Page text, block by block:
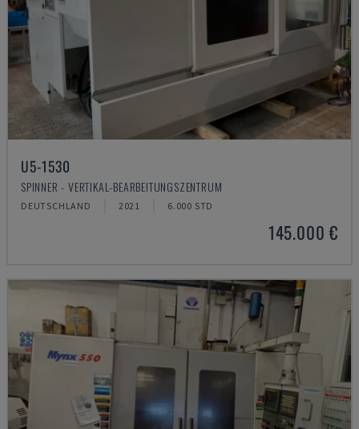
U5-1530
SPINNER - VERTIKAL-BEARBEITUNGSZENTRUM
DEUTSCHLAND 2021 6.000 STD
145.000 €